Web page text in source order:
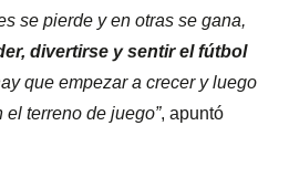
se pierde y en otras se gana,
divertirse y sentir el fútbol
que empezar a crecer y luego
terreno de juego”, apuntó